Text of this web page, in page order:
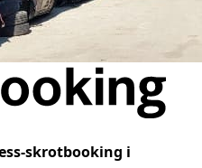
skrotbooking i